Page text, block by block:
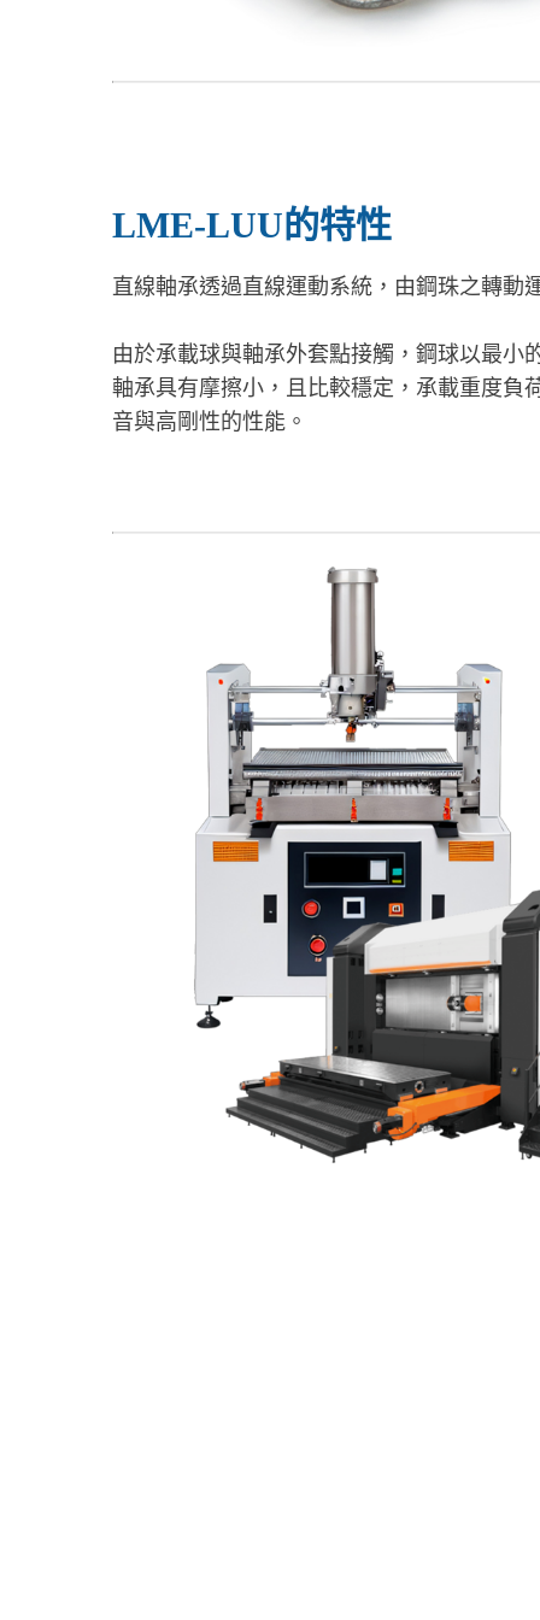
LME-LUU的特性
直線軸承透過直線運動系統，由鋼珠之轉動
由於承載球與軸承外套點接觸，鋼球以最小
軸承具有摩擦小，且比較穩定，承載重度負
音與高剛性的性能。